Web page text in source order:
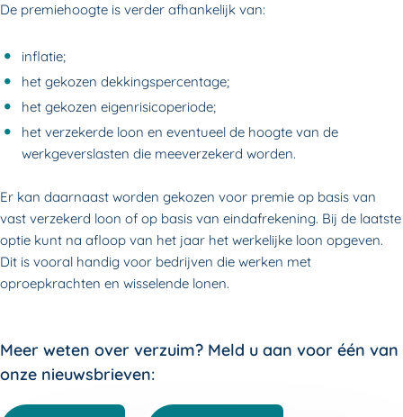
De premiehoogte is verder afhankelijk van:
inflatie;
het gekozen dekkingspercentage;
het gekozen eigenrisicoperiode;
het verzekerde loon en eventueel de hoogte van de
werkgeverslasten die meeverzekerd worden.
Er kan daarnaast worden gekozen voor premie op basis van
vast verzekerd loon of op basis van eindafrekening. Bij de laatste
optie kunt na afloop van het jaar het werkelijke loon opgeven.
Dit is vooral handig voor bedrijven die werken met
oproepkrachten en wisselende lonen.
Meer weten over verzuim? Meld u aan voor één van
onze nieuwsbrieven: